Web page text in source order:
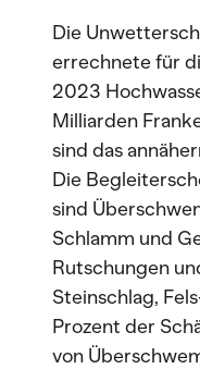
Die
errechnete für
2023
Milliarden
sind das
Die
sind
Schlamm und
Rutschungen
Steinschlag,
Prozent der
von